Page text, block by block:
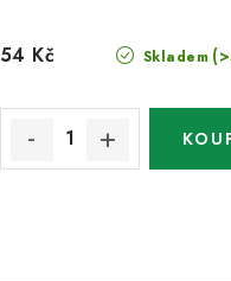
Skladem
54 Kč